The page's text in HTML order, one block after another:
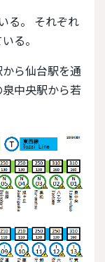
る。
中央駅から若